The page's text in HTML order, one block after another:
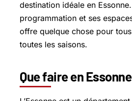
destination idéale en
programmation et ses
offre quelque chose pour
toutes les saisons.
Que faire en